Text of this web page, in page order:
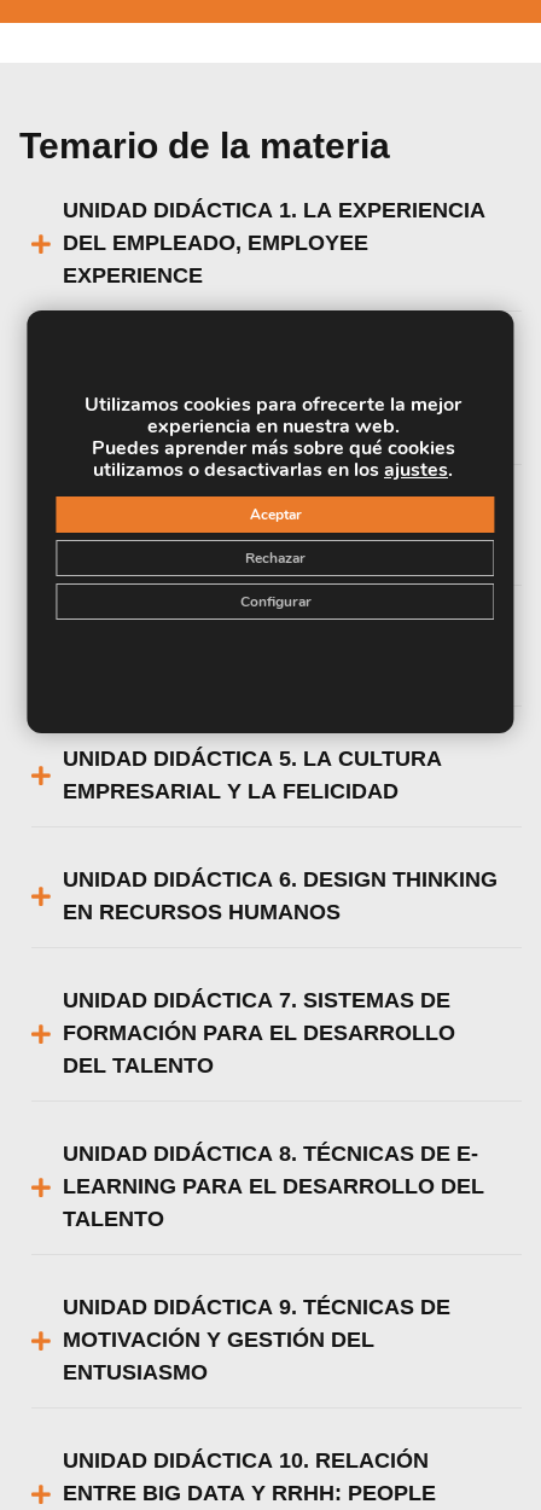
Temario de la materia
UNIDAD DIDÁCTICA 1. LA EXPERIENCIA
DEL EMPLEADO, EMPLOYEE
EXPERIENCE
RECLUTAMIENTO 3.0 Y EMPLOYER
BRANDING
UNIDAD DIDÁCTICA 3. LA EXPERIENCIA
UNIDAD DIDÁCTICA 5. LA CULTURA
EMPRESARIAL Y LA FELICIDAD
UNIDAD DIDÁCTICA 6. DESIGN THINKING
EN RECURSOS HUMANOS
UNIDAD DIDÁCTICA 7. SISTEMAS DE
FORMACIÓN PARA EL DESARROLLO
DEL TALENTO
UNIDAD DIDÁCTICA 8. TÉCNICAS DE E-
LEARNING PARA EL DESARROLLO DEL
TALENTO
UNIDAD DIDÁCTICA 9. TÉCNICAS DE
MOTIVACIÓN Y GESTIÓN DEL
ENTUSIASMO
UNIDAD DIDÁCTICA 10. RELACIÓN
ENTRE BIG DATA Y RRHH: PEOPLE
Utilizamos cookies para ofrecerte la mejor
experiencia en nuestra web.
Puedes aprender más sobre qué cookies
utilizamos o desactivarlas en losajustes.
Aceptar
Rechazar
Configurar